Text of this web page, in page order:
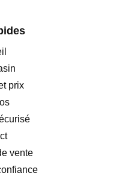
prix
vente